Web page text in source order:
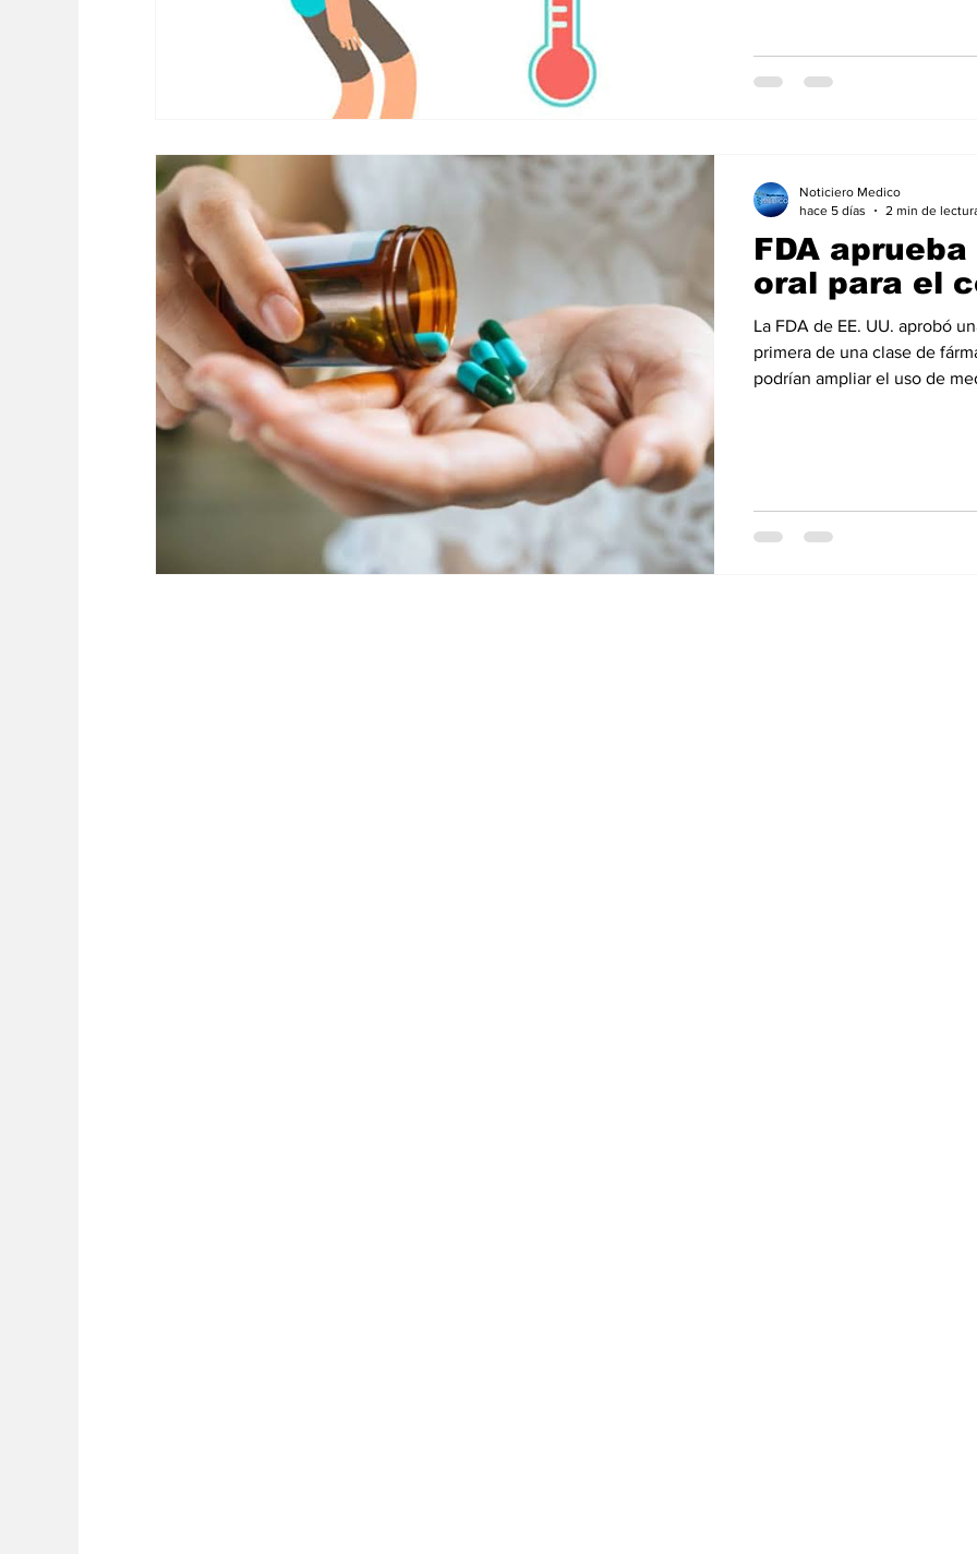
FDA
oral para el
La FDA de EE. UU. aprobó
primera de una clase de
podrían ampliar el uso de
colesterol "malo" en sangre
Noticiero Medico
hace 5 días
2 min de